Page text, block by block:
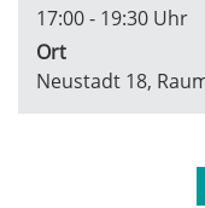
17:00 - 19:30 Uhr
Ort
Neustadt 18,